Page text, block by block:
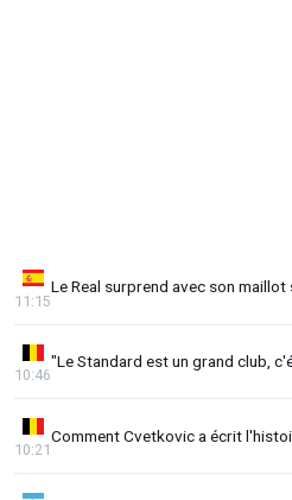
Le Real surprend avec son
11:15
"Le Standard est un grand club,
10:46
Comment Cvetkovic a écrit
10:21